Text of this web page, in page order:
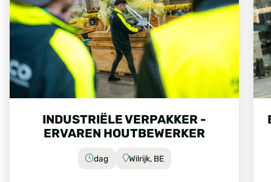
INDUSTRIËLE VERPAKKER -
ERVAREN HOUTBEWERKER
dag Wilrijk, BE